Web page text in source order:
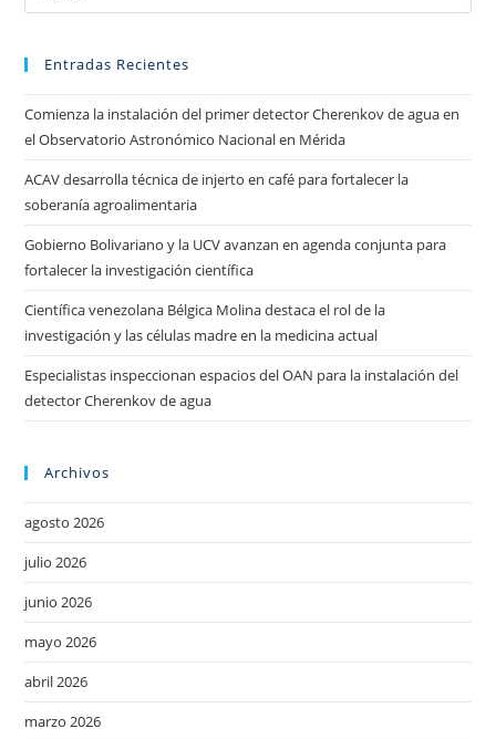
Entradas Recientes
Comienza la instalación del primer detector Cherenkov de agua en
el Observatorio Astronómico Nacional en Mérida
ACAV desarrolla técnica de injerto en café para fortalecer la
soberanía agroalimentaria
Gobierno Bolivariano y la UCV avanzan en agenda conjunta para
fortalecer la investigación científica
Científica venezolana Bélgica Molina destaca el rol de la
investigación y las células madre en la medicina actual
Especialistas inspeccionan espacios del OAN para la instalación del
detector Cherenkov de agua
Archivos
agosto 2026
julio 2026
junio 2026
mayo 2026
abril 2026
marzo 2026